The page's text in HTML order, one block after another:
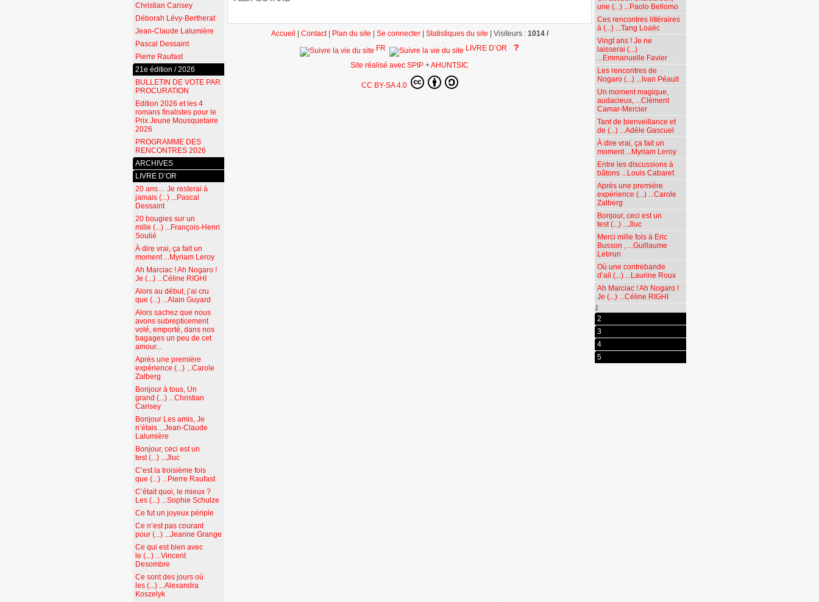
une (...) ...Paolo Bellomo
Ces rencontres littéraires
à (...) ...Tang Loaëc
Vingt ans ! Je ne
laisserai (...)
...Emmanuelle Favier
Les rencontres de
Nogaro (...) ...Ivan Péault
Un moment magique,
audacieux, ...Clément
Camar-Mercier
Tant de bienveillance et
de (...) ...Adèle Gascuel
À dire vrai, ça fait un
moment ...Myriam Leroy
Entre les discussions à
bâtons ...Louis Cabaret
Après une première
expérience (...) ...Carole
Zalberg
Bonjour, ceci est un
test (...) ...Jluc
Merci mille fois à Eric
Busson , ...Guillaume
Lebrun
Où une contrebande
d’ail (...) ...Laurine Roux
Ah Marciac ! Ah Nogaro !
Je (...) ...Céline RIGHI
1
2
3
4
5
Christian Carisey
Déborah Lévy-Bertherat
Jean-Claude Lalumière
Pascal Dessaint
Pierre Raufast
21e édition / 2026
BULLETIN DE VOTE PAR
PROCURATION
Edition 2026 et les 4
romans finalistes pour le
Prix Jeune Mousquetaire
2026
PROGRAMME DES
RENCONTRES 2026
ARCHIVES
LIVRE D’OR
20 ans… Je resterai à
jamais (...) ...Pascal
Dessaint
20 bougies sur un
mille (...) ...François-Henri
Soulié
À dire vrai, ça fait un
moment ...Myriam Leroy
Ah Marciac ! Ah Nogaro !
Je (...) ...Céline RIGHI
Alors au début, j’ai cru
que (...) ...Alain Guyard
Alors sachez que nous
avons subrepticement
volé, emporté, dans nos
bagages un peu de cet
amour...
Après une première
expérience (...) ...Carole
Zalberg
Bonjour à tous, Un
grand (...) ...Christian
Carisey
Bonjour Les amis, Je
n’étais ...Jean-Claude
Lalumière
Bonjour, ceci est un
test (...) ...Jluc
C’est la troisième fois
que (...) ...Pierre Raufast
C’était quoi, le mieux ?
Les (...) ...Sophie Schulze
Ce fut un joyeux périple
Ce n’est pas courant
pour (...) ...Jeanne Grange
Ce qui est bien avec
le (...) ...Vincent
Desombre
Ce sont des jours où
les (...) ...Alexandra
Koszelyk
Accueil|Contact|Plan du site|Se connecter|Statistiques du site|Visiteurs :1014 /
FR
LIVRE D’OR ?
Site réalisé avec SPIP+AHUNTSIC
CC BY-SA 4.0